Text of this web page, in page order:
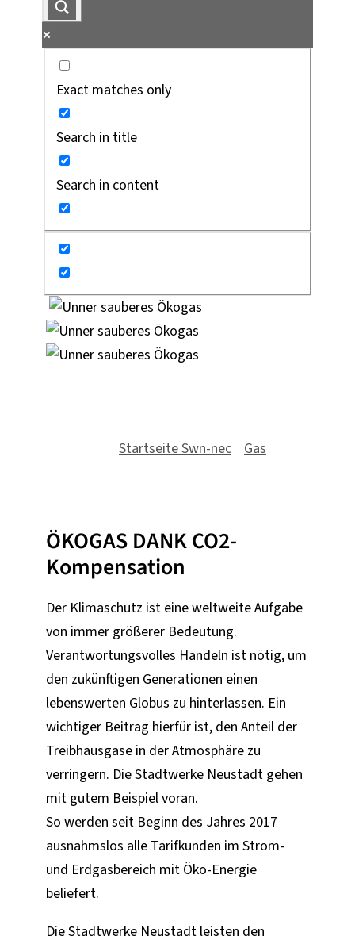
Exact matches only
Search in title
Search in content
Startseite Swn-nec Gas
ÖKOGAS DANK CO2-
Kompensation
Der Klimaschutz ist eine weltweite Aufgabe
von immer größerer Bedeutung.
Verantwortungsvolles Handeln ist nötig, um
den zukünftigen Generationen einen
lebenswerten Globus zu hinterlassen. Ein
wichtiger Beitrag hierfür ist, den Anteil der
Treibhausgase in der Atmosphäre zu
verringern. Die Stadtwerke Neustadt gehen
mit gutem Beispiel voran.
So werden seit Beginn des Jahres 2017
ausnahmslos alle Tarifkunden im Strom-
und Erdgasbereich mit Öko-Energie
beliefert.
Die Stadtwerke Neustadt leisten den